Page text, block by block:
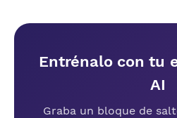
Entrénalo con tu
AI
Graba un bloque de